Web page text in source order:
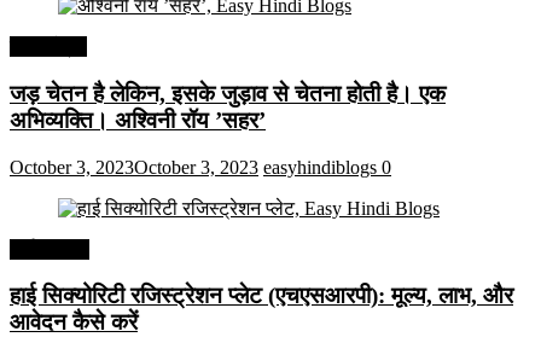
जड़ चेतन है लेकिन, इसके जुड़ाव से चेतना होती है। एक
अभिव्यक्ति। अश्विनी रॉय ’सहर’
October 3, 2023October 3, 2023 easyhindiblogs 0
हाई सिक्योरिटी रजिस्ट्रेशन प्लेट (एचएसआरपी): मूल्य, लाभ, और
आवेदन कैसे करें